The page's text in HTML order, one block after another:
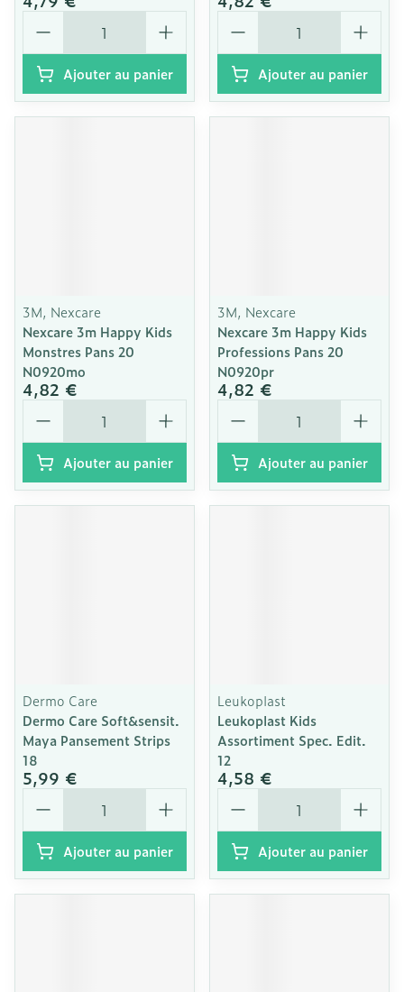
Quantité
Ajouter au panier
Quantité
Ajouter au panier
3M, Nexcare
Nexcare 3m Happy Kids
Monstres Pans 20
N0920mo
4,82 €
Quantité
Ajouter au panier
3M, Nexcare
Nexcare 3m Happy Kids
Professions Pans 20
N0920pr
4,82 €
Quantité
Ajouter au panier
Dermo Care
Dermo Care Soft&sensit.
Maya Pansement Strips
18
5,99 €
Quantité
Ajouter au panier
Leukoplast
Leukoplast Kids
Assortiment Spec. Edit.
12
4,58 €
Quantité
Ajouter au panier